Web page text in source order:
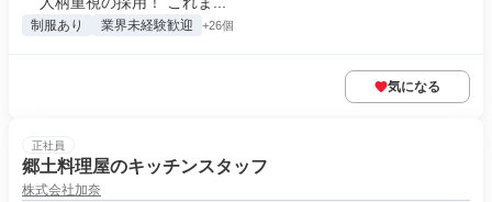
制服あり 業界未経験歓迎 +26個
気になる
正社員
郷土料理屋のキッチンスタッフ
株式会社加奈